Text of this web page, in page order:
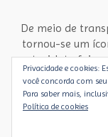
De meio de
tornou-se um
motocicleta foi
rápida e
um olhar
objeto de arte,
apaixonados por
Privacidade e cookies:
você concorda com
Para saber mais,
Política de cookies